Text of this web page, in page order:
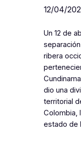
12/04/
Un 12 de
ribera
dio una
territorial
Colombia,
estado de